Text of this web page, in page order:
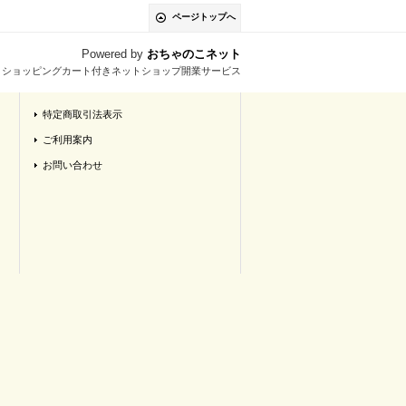
ページトップへ
Powered by おちゃのこネット
ョッピングカート付きネットショップ開業サービス
特定商取引法表示
ご利用案内
お問い合わせ